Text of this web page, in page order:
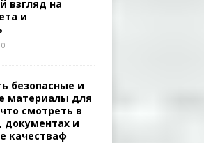
взгляд на
и
0
безопасные и
материалы для
смотреть в
документах и
качестваф